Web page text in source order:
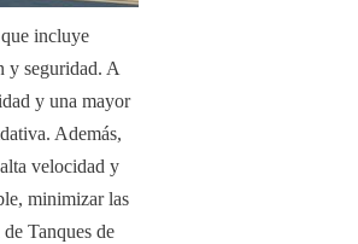
incluye
y seguridad. A
y una mayor
Además,
velocidad y
minimizar las
Tanques de